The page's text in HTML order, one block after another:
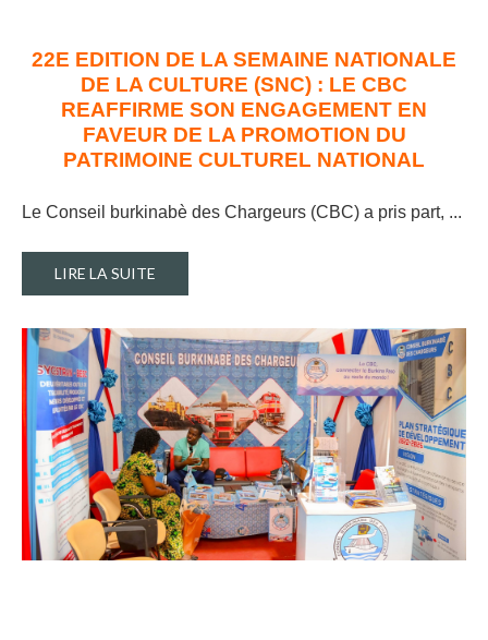
22E EDITION DE LA SEMAINE NATIONALE
DE LA CULTURE (SNC) : LE CBC
REAFFIRME SON ENGAGEMENT EN
FAVEUR DE LA PROMOTION DU
PATRIMOINE CULTUREL NATIONAL
Le Conseil burkinabè des Chargeurs (CBC) a pris part, ...
LIRE LA SUITE